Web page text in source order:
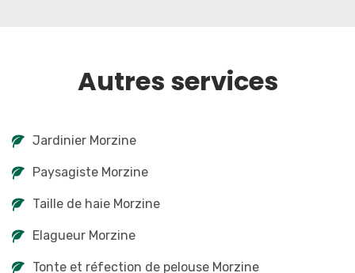
Autres services
Jardinier Morzine
Paysagiste Morzine
Taille de haie Morzine
Elagueur Morzine
Tonte et réfection de pelouse Morzine